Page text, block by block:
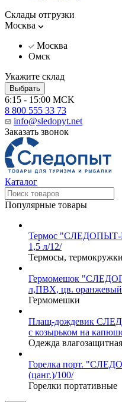
Склады отгрузки
Москва
Москва
Омск
Укажите склад
Выбрать
6:15 - 15:00 MCK
8 800 555 33 73
info@sledopyt.net
Заказать звонок
Каталог
Популярные товары
Термос "СЛЕДОПЫТ-
1,5 л/12/
Термосы, термокружки
Гермомешок
л,ПВХ, цв.
Гермомешки
Плащ-дождевик
с козырьком на
Одежда влагозащитная
Горелка порт.
(цанг.)/100/
Горелки портативные